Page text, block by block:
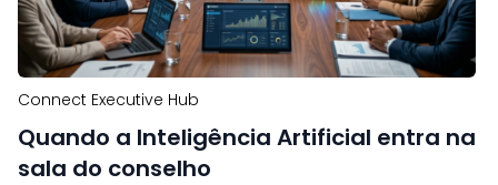
Connect Executive Hub
Quando a Inteligência Artificial entra na
sala do conselho